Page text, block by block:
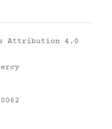
Attribution 4.0